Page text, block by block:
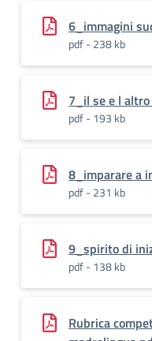
6_immagini
pdf - 238 kb
7_il se e l
pdf - 193 kb
8_imparare a
pdf - 231 kb
9_spirito di
pdf - 138 kb
Rubrica